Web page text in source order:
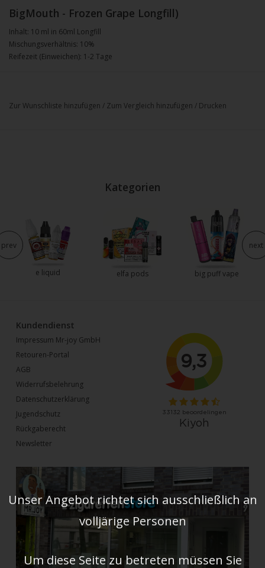
BigMouth - Frozen Grape Longfill)
Inhalt: 10 ml in 60ml Longfill
Mischungsverhältnis: 10%
Reifezeit (Einweichen): 1-2 Tage
Zur Wunschliste hinzufügen / Zum Vergleich hinzufügen / Drucken
Kategorien
e liquid elfa pods big puff vape
prev next
Kundendienst
Impressum Mr-joy GmbH
Retouren-Portal
AGB
Widerrufsbelehrung
Datenschutzerklärung
Jugendschutz
Rückgaberecht
Newsletter
Unser Angebot richtet sich ausschließlich an
volljärige Personen
Um diese Seite zu betreten müssen Sie